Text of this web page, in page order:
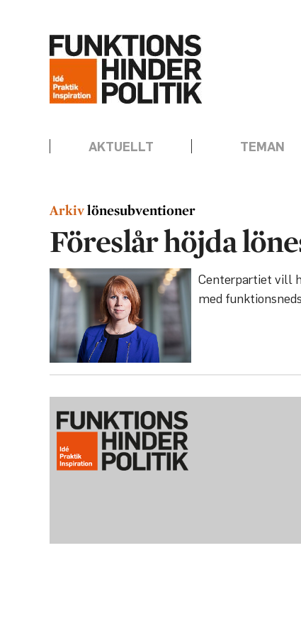
AKTUELLT TEMAN
lönesubventioner
Föreslår höjda
Centerpartiet vill
med